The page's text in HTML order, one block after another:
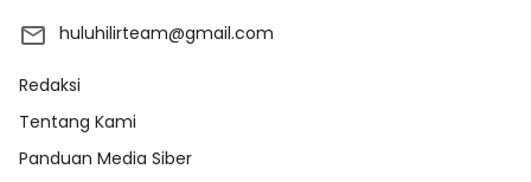
huluhilirteam@gmail.com
Redaksi
Tentang Kami
Panduan Media Siber